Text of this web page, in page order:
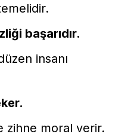
başarıdır.
insanı
zihne moral verir.